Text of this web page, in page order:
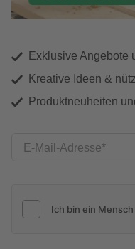
Exklusive Angebote
Kreative Ideen &
Produktneuheiten
E-Mail-Adresse